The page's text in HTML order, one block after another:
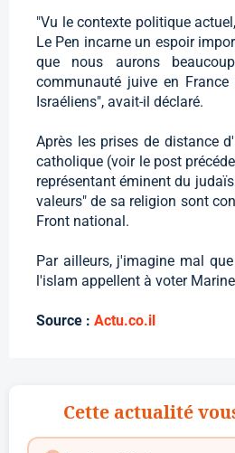
"Vu le contexte politique
Le Pen incarne un espoir
que nous aurons
communauté juive en
Israéliens", avait-il déclaré.
Après les prises de distance
catholique (voir le post
représentant éminent du
valeurs" de sa religion sont
Front national.
Par ailleurs, j'imagine mal
l'islam appellent à voter
Source : Actu.co.il
Cette actualité